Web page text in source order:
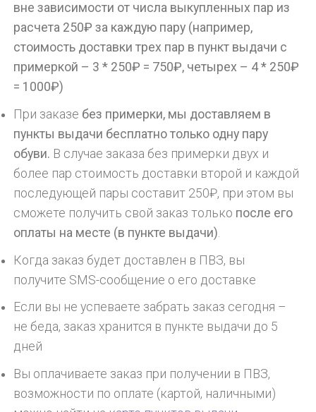
вне зависимости от числа выкупленных пар из
расчета 250₽ за каждую пару (например,
стоимость доставки трех пар в пункт выдачи с
примеркой – 3 * 250₽ = 750₽, четырех – 4 * 250₽
= 1000₽)
При заказе без примерки, мы доставляем в
пункты выдачи бесплатно только одну пару
обуви. В случае заказа без примерки двух и
более пар стоимость доставки второй и каждой
последующей пары составит 250₽, при этом вы
сможете получить свой заказ только после его
оплаты на месте (в пункте выдачи)
Когда заказ будет доставлен в ПВЗ, вы
получите SMS-сообщение о его доставке
Если вы не успеваете забрать заказ сегодня –
не беда, заказ хранится в пункте выдачи до 5
дней
Вы оплачиваете заказ при получении в ПВЗ,
возможности по оплате (картой, наличными)